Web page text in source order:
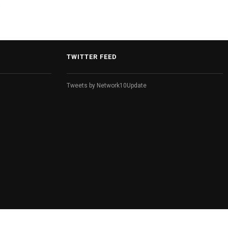
TWITTER FEED
Tweets by Network10Update